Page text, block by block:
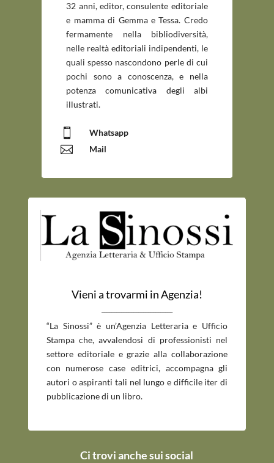
32 anni, editor, consulente editoriale
e mamma di Gemma e Tessa. Credo
fermamente nella bibliodiversità,
nelle realtà editoriali indipendenti, le
quali spesso nascondono perle di cui
pochi sono a conoscenza, e nella
potenza comunicativa degli albi
illustrati.
 Whatsapp
 Mail
Vieni a trovarmi in Agenzia!
“La Sinossi” è un’Agenzia Letteraria e Ufficio
Stampa che, avvalendosi di professionisti nel
settore editoriale e grazie alla collaborazione
con numerose case editrici, accompagna gli
autori o aspiranti tali nel lungo e difficile iter di
pubblicazione di un libro.
Ci trovi anche sui social